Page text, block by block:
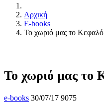
Αρχική
E-books
Το χωριό μας το
Το χωριό μας το
e-books 30/07/17 9075